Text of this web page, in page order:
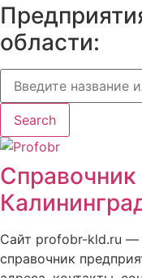
области:
Search
Сайт profobr-kld.ru —
справочник